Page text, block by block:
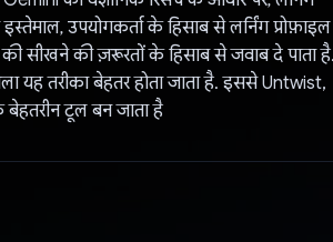
उपयोगकर्ता के हिसाब से लर्निंग प्रोफ़ाइल
सीखने की ज़रूरतों के हिसाब से जवाब दे पाता है.
यह तरीका बेहतर होता जाता है. इससे Untwist,
टूल बन जाता है